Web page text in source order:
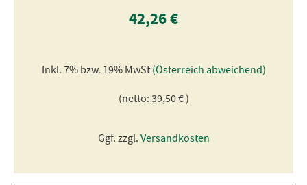
42,26 €
Inkl. 7% bzw. 19% MwSt (Österreich abweichend)
(netto: 39,50 € )
Ggf. zzgl. Versandkosten